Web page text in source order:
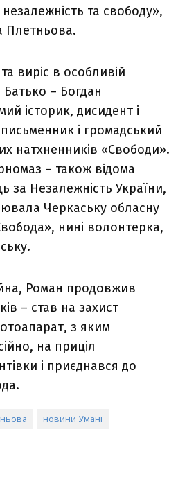
та свободу»,
Плетньова.
виріс в особливій
Батько – Богдан
історик, дисидент і
письменник і громадський
натхненників «Свободи».
– також відома
за Незалежність України,
Черкаську обласну
нині волонтерка,
Роман продовжив
– став на захист
з яким
на приціл
і приєднався до
новини Умані